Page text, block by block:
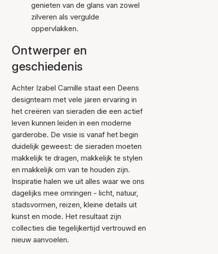
genieten van de glans van zowel
zilveren als vergulde
oppervlakken.
Ontwerper en
geschiedenis
Achter Izabel Camille staat een Deens
designteam met vele jaren ervaring in
het creëren van sieraden die een actief
leven kunnen leiden in een moderne
garderobe. De visie is vanaf het begin
duidelijk geweest: de sieraden moeten
makkelijk te dragen, makkelijk te stylen
en makkelijk om van te houden zijn.
Inspiratie halen we uit alles waar we ons
dagelijks mee omringen - licht, natuur,
stadsvormen, reizen, kleine details uit
kunst en mode. Het resultaat zijn
collecties die tegelijkertijd vertrouwd en
nieuw aanvoelen.